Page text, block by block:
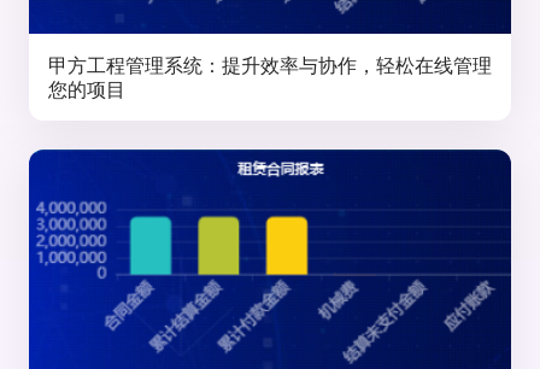
甲方工程管理系统：提升效率与协作，轻松在线管理
您的项目